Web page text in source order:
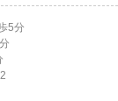
5分